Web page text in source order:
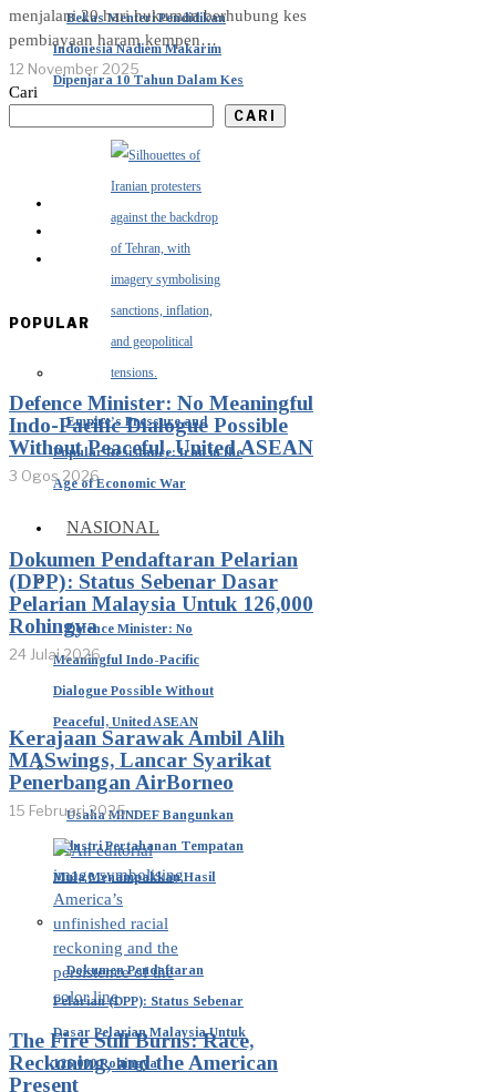
Bekas Menteri Pendidikan
Indonesia Nadiem Makarim
Dipenjara 10 Tahun Dalam Kes
Empire’s Pressure and
Popular Resistance: Iran in the
Age of Economic War
NASIONAL
Defence Minister: No
Meaningful Indo-Pacific
Dialogue Possible Without
Peaceful, United ASEAN
Usaha MINDEF Bangunkan
Industri Pertahanan Tempatan
Mula Menampakkan Hasil
Dokumen Pendaftaran
Pelarian (DPP): Status Sebenar
Dasar Pelarian Malaysia Untuk
126,000 Rohingya
menjalani 20 hari hukuman berhubung kes
pembiayaan haram kempen…
12 November 2025
Cari
CARI
POPULAR
Defence Minister: No Meaningful
Indo-Pacific Dialogue Possible
Without Peaceful, United ASEAN
3 Ogos 2026
Dokumen Pendaftaran Pelarian
(DPP): Status Sebenar Dasar
Pelarian Malaysia Untuk 126,000
Rohingya
24 Julai 2026
Kerajaan Sarawak Ambil Alih
MASwings, Lancar Syarikat
Penerbangan AirBorneo
15 Februari 2025
The Fire Still Burns: Race,
Reckoning, and the American
Present